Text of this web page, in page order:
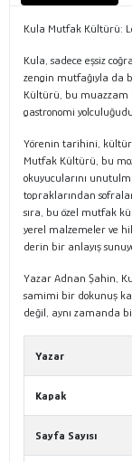
Kula Mutfak Kültürü:
Kula, sadece eşsiz
zengin mutfağıyla da
Kültürü, bu muazzam
gastronomi
Yörenin tarihini,
Mutfak Kültürü, bu
okuyucularını
topraklarından
sıra, bu özel mutfak
yerel malzemeler ve
derin bir anlayış
Yazar Adnan Şahin,
samimi bir dokunuş
değil, aynı zamanda
Yazar
Kapak
Sayfa Sayısı